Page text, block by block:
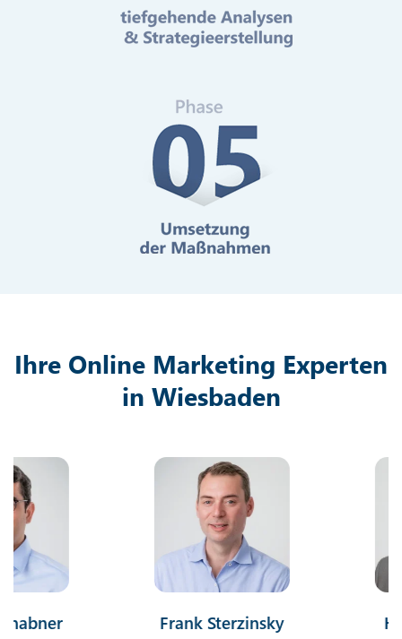
Mehr erfahren
Digitale Barrierefreiheit
Ihre Online Marketing Experten
in Wiesbaden
Frank Sterzinsky